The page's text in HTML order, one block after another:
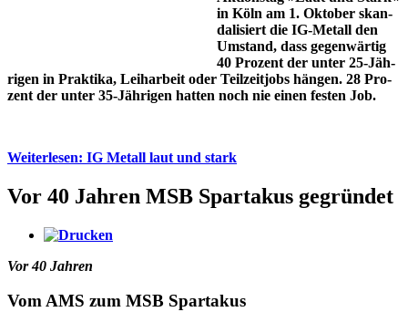
in Köln am 1. Oktober skan­
da­li­siert die IG-Me­tall den
Um­stand, dass gegen­wär­tig
40 Pro­zent der unter 25-Jäh­
ri­gen in Prak­ti­ka, Leih­ar­beit oder Teil­zeit­jobs hängen. 28 Pro­
zent der unter 35-Jäh­rigen hat­ten noch nie einen festen Job.
Weiterlesen: IG Metall laut und stark
Vor 40 Jahren MSB Spartakus gegründet
Vor 40 Jahren
Vom AMS zum MSB Spartakus